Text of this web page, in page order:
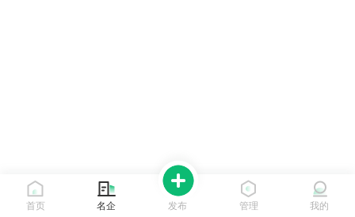
首页 名企 发布 管理 我的